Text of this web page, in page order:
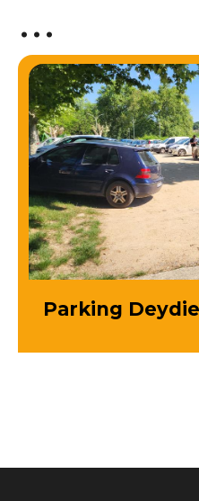
…
Parking